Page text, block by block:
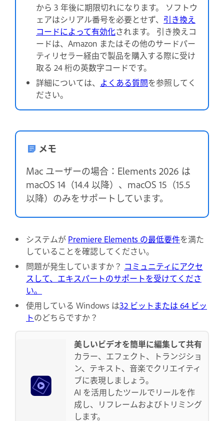
から 3 年後に期限切れになります。 ソフトウ
ェアはシリアル番号を必要とせず、 引き換え
コードによって有効化されます。 引き換えコ
ードは、Amazon またはその他のサードパー
ティリセラー経由で製品を購入する際に受け
取る 24 桁の英数字コードです。
詳細については、 よくある質問を参照してく
ださい。
メモ
Mac ユーザーの場合：Elements 2026 は
macOS 14（14.4 以降）、macOS 15（15.5
以降）のみをサポートしています。
システムが Premiere Elements の最低要件を満た
していることを確認してください。
問題が発生していますか？ コミュニティにアクセ
スして、エキスパートのサポートを受けてくださ
い。
使用している Windows は32 ビットまたは 64 ビッ
トのどちらですか？
美しいビデオを簡単に編集して共有
カラー、エフェクト、トランジショ
ン、テキスト、音楽でクリエイティ
ブに表現しましょう。
AI を活用したツールでリールを作
成し、リフレームおよびトリミング
します。